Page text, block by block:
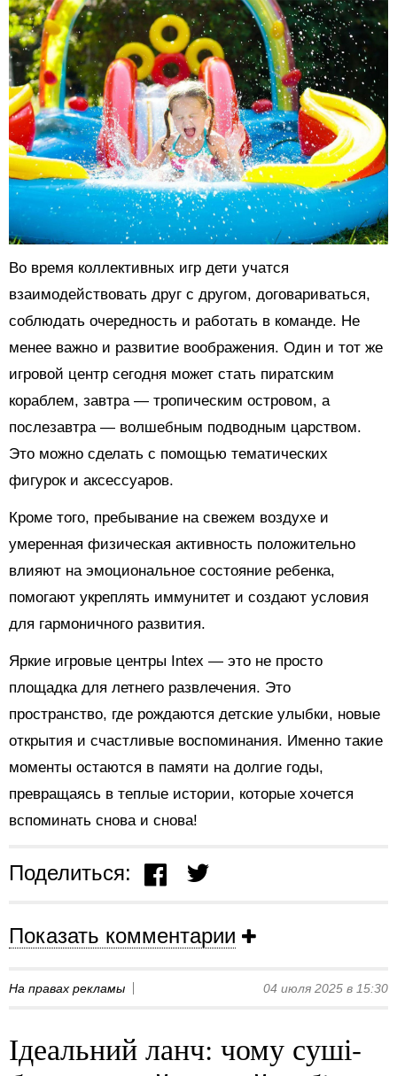
Во время коллективных игр дети учатся
взаимодействовать друг с другом, договариваться,
соблюдать очередность и работать в команде. Не
менее важно и развитие воображения. Один и тот же
игровой центр сегодня может стать пиратским
кораблем, завтра — тропическим островом, а
послезавтра — волшебным подводным царством.
Это можно сделать с помощью тематических
фигурок и аксессуаров.
Кроме того, пребывание на свежем воздухе и
умеренная физическая активность положительно
влияют на эмоциональное состояние ребенка,
помогают укреплять иммунитет и создают условия
для гармоничного развития.
Яркие игровые центры Intex — это не просто
площадка для летнего развлечения. Это
пространство, где рождаются детские улыбки, новые
открытия и счастливые воспоминания. Именно такие
моменты остаются в памяти на долгие годы,
превращаясь в теплые истории, которые хочется
вспоминать снова и снова!
Поделиться:
Показать комментарии
На правах рекламы 04 июля 2025 в 15:30
Ідеальний ланч: чому суші-